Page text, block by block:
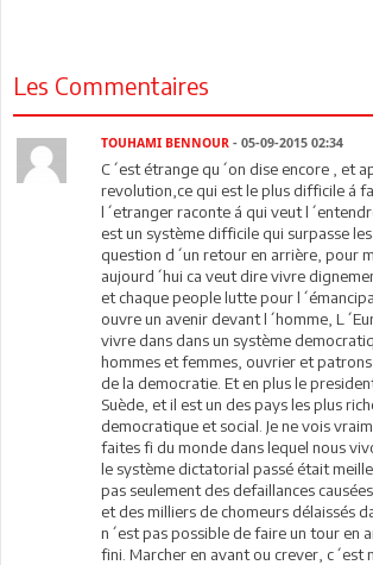
Les Commentaires
TOUHAMI BENNOUR- 05-09-2015 02:34
C´est étrange qu´on dise encore , et
revolution,ce qui est le plus difficile á
l´etranger raconte á qui veut
est un système difficile qui surpasse
question d´un retour en arrière, pour
aujourd´hui ca veut dire vivre
et chaque people lutte pour
ouvre un avenir devant l´homme,
vivre dans dans un système
hommes et femmes, ouvrier et
de la democratie. Et en plus le
Suède, et il est un des pays les plus
democratique et social. Je ne vois
faites fi du monde dans lequel nous
le système dictatorial passé était
pas seulement des defaillances
et des milliers de chomeurs délaissés
n´est pas possible de faire un tour en
fini. Marcher en avant ou crever, c´est